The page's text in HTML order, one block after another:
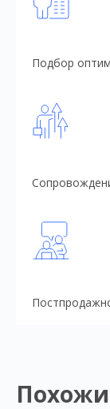
Подбор